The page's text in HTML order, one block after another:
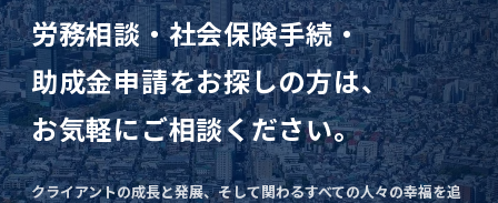
労務相談・社会保険手続・
助成金申請をお探しの方は、
お気軽にご相談ください。
クライアントの成長と発展、そして関わるすべての人々の幸福を追